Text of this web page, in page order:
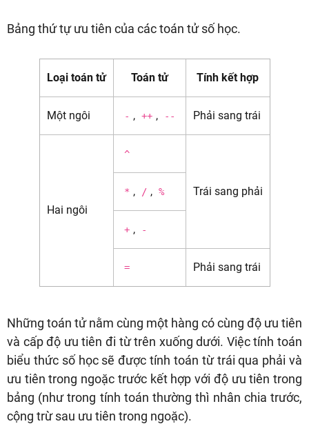
Bảng thứ tự ưu tiên của các toán tử số học.
Loại toán tử Toán tử Tính kết hợp
Một ngôi - , ++ , -- Phải sang trái
Hai ngôi
^
Trái sang phải
* , / , %
+ , -
= Phải sang trái
Những toán tử nằm cùng một hàng có cùng độ ưu tiên
và cấp độ ưu tiên đi từ trên xuống dưới. Việc tính toán
biểu thức số học sẽ được tính toán từ trái qua phải và
ưu tiên trong ngoặc trước kết hợp với độ ưu tiên trong
bảng (như trong tính toán thường thì nhân chia trước,
cộng trừ sau ưu tiên trong ngoặc).